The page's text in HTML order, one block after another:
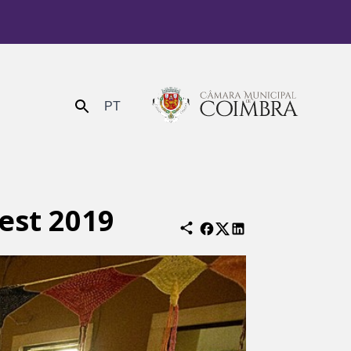
Enviar PT
2019